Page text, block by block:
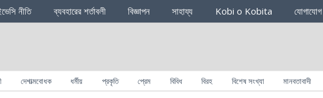
নীতি ব্যবহারের শর্তাবলী বিজ্ঞাপন সাহায্য Kobi o Kobita
দেশাত্মবোধক ধর্মীয় প্রকৃতি প্রেম বিবিধ বিরহ বিশেষ সংখ্যা মানবতাবাদী